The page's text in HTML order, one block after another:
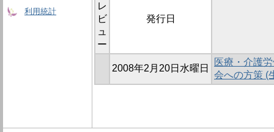
利用統計
レ
ビ
ュ
ー
発行日
2008年2月20日水曜日
医療・介護
会への方策 (